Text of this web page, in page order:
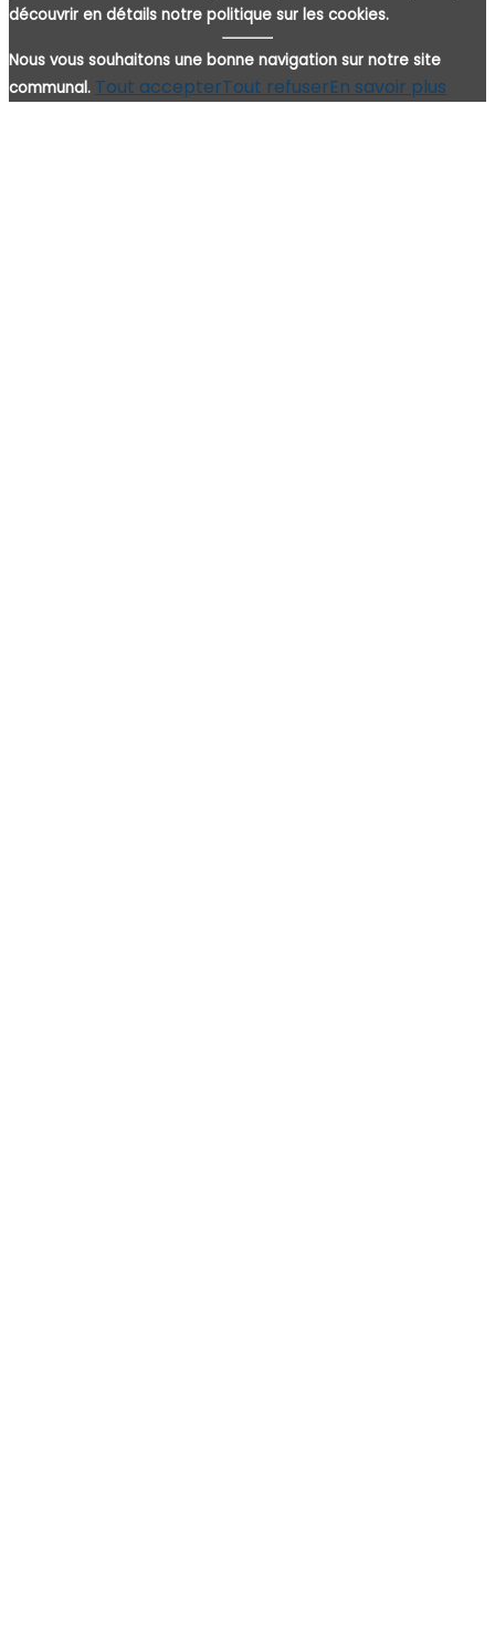
découvrir en détails notre politique sur les cookies.
Nous vous souhaitons une bonne navigation sur notre site
communal. Tout accepterTout refuserEn savoir plus